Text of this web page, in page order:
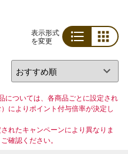
表示形式
を変更
については、各商品ごとに設定され
によりポイント付与倍率が決定し
れたキャンペーンにより異なりま
確認ください。